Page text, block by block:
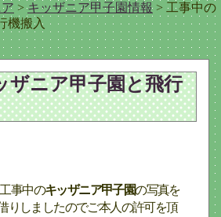
>キッザニア甲子園情報 > 工事中の
機搬入
ザニア甲子園と飛行
事中のキッザニア甲子園の写真を
りしましたのでご本人の許可を頂